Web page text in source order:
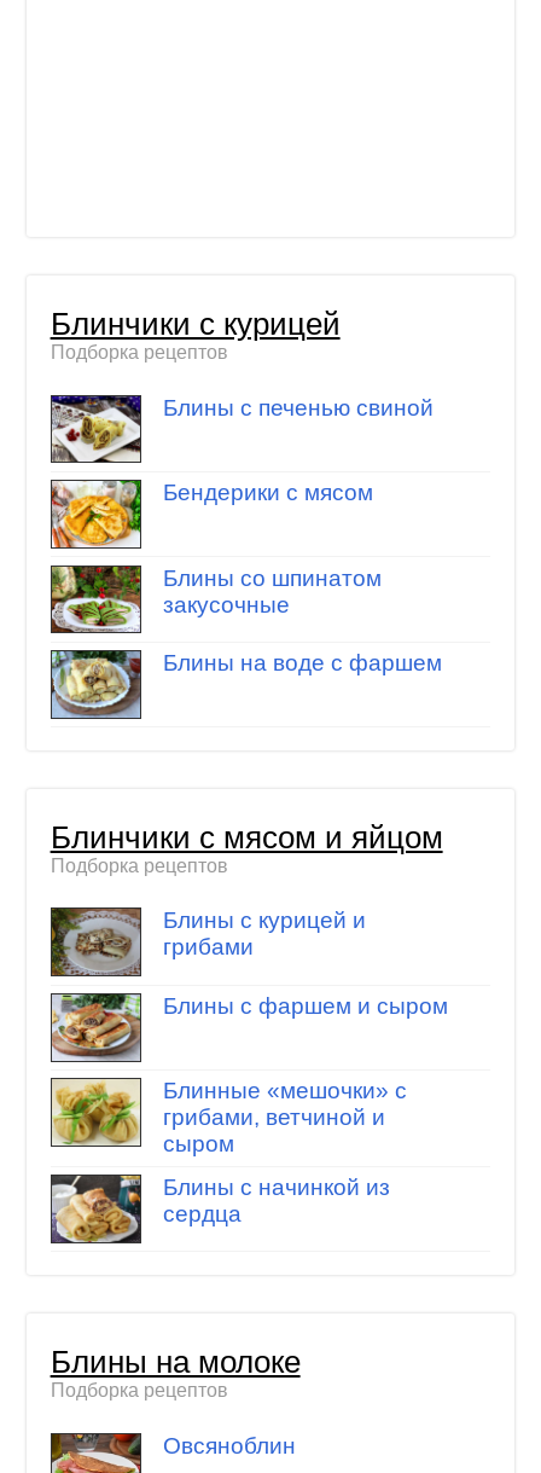
Блинчики с курицей
Подборка рецептов
Блины с печенью свиной
Бендерики с мясом
Блины со шпинатом
закусочные
Блины на воде с фаршем
Блинчики с мясом и яйцом
Подборка рецептов
Блины с курицей и
грибами
Блины с фаршем и сыром
Блинные «мешочки» с
грибами, ветчиной и
сыром
Блины с начинкой из
сердца
Блины на молоке
Подборка рецептов
Овсяноблин